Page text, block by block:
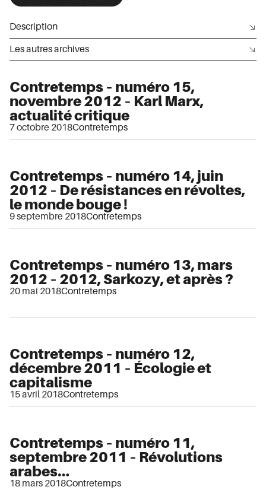
Description
Les autres archives
Contretemps – numéro 15,
novembre 2012 – Karl Marx,
actualité critique
7 octobre 2018Contretemps
Contretemps – numéro 14, juin
2012 – De résistances en révoltes,
le monde bouge !
9 septembre 2018Contretemps
Contretemps – numéro 13, mars
2012 – 2012, Sarkozy, et après ?
20 mai 2018Contretemps
Contretemps – numéro 12,
décembre 2011 – Écologie et
capitalisme
15 avril 2018Contretemps
Contretemps – numéro 11,
septembre 2011 – Révolutions
arabes…
18 mars 2018Contretemps